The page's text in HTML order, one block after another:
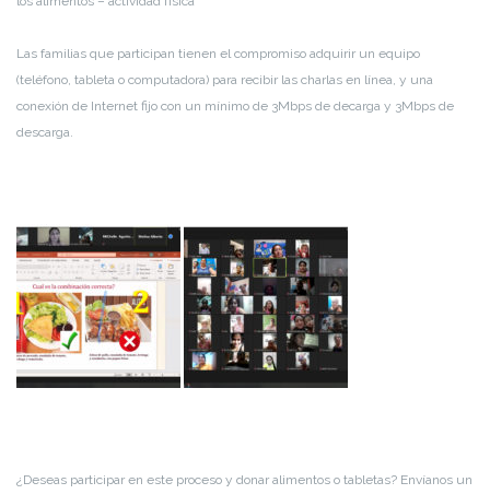
Las familias que participan tienen el compromiso adquirir un equipo
(teléfono, tableta o computadora) para recibir las charlas en línea, y una
conexión de Internet fijo con un mínimo de 3Mbps de decarga y 3Mbps de
descarga.
¿Deseas participar en este proceso y donar alimentos o tabletas? Envíanos un